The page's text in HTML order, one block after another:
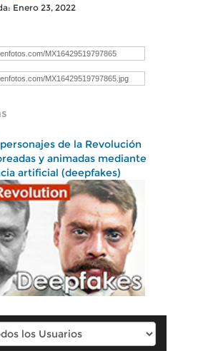
Enero 23, 2022
de la Revolución
y animadas mediante
artificial (deepfakes)